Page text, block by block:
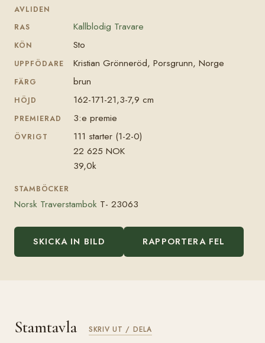
AVLIDEN
RAS
Kallblodig Travare
KÖN Sto
UPPFÖDARE Kristian Grönneröd, Porsgrunn, Norge
FÄRG brun
HÖJD 162-171-21,3-7,9 cm
PREMIERAD 3:e premie
ÖVRIGT
111 starter (1-2-0)
22 625 NOK
39,0k
STAMBÖCKER
Norsk Traverstambok T- 23063
SKICKA IN BILD RAPPORTERA FEL
Stamtavla SKRIV UT / DELA